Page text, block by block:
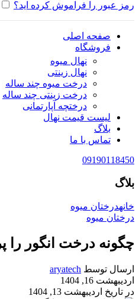
رمز عبور را فراموش کرده اید؟
صفحه اصلی
فروشگاه
نهال میوه
نهال زینتی
درخت میوه چند ساله
درخت زینتی چند ساله
درختچه آپارتمانی
لیست قیمت نهال
بلاگ
تماس با ما
09190118450
بلاگ
خانهدرختان میوه
درختان میوه
چگونه درخت انگور را
ارسال توسط aryatech
اردیبهشت 16, 1404
در تاریخ اردیبهشت 13, 1404